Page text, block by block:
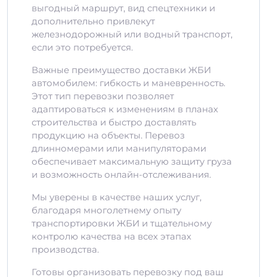
выгодный маршрут, вид спецтехники и
дополнительно привлекут
железнодорожный или водный транспорт,
если это потребуется.
Важные преимущество доставки ЖБИ
автомобилем: гибкость и маневренность.
Этот тип перевозки позволяет
адаптироваться к изменениям в планах
строительства и быстро доставлять
продукцию на объекты. Перевоз
длинномерами или манипуляторами
обеспечивает максимальную защиту груза
и возможность онлайн-отслеживания.
Мы уверены в качестве наших услуг,
благодаря многолетнему опыту
транспортировки ЖБИ и тщательному
контролю качества на всех этапах
производства.
Готовы организовать перевозку под ваш